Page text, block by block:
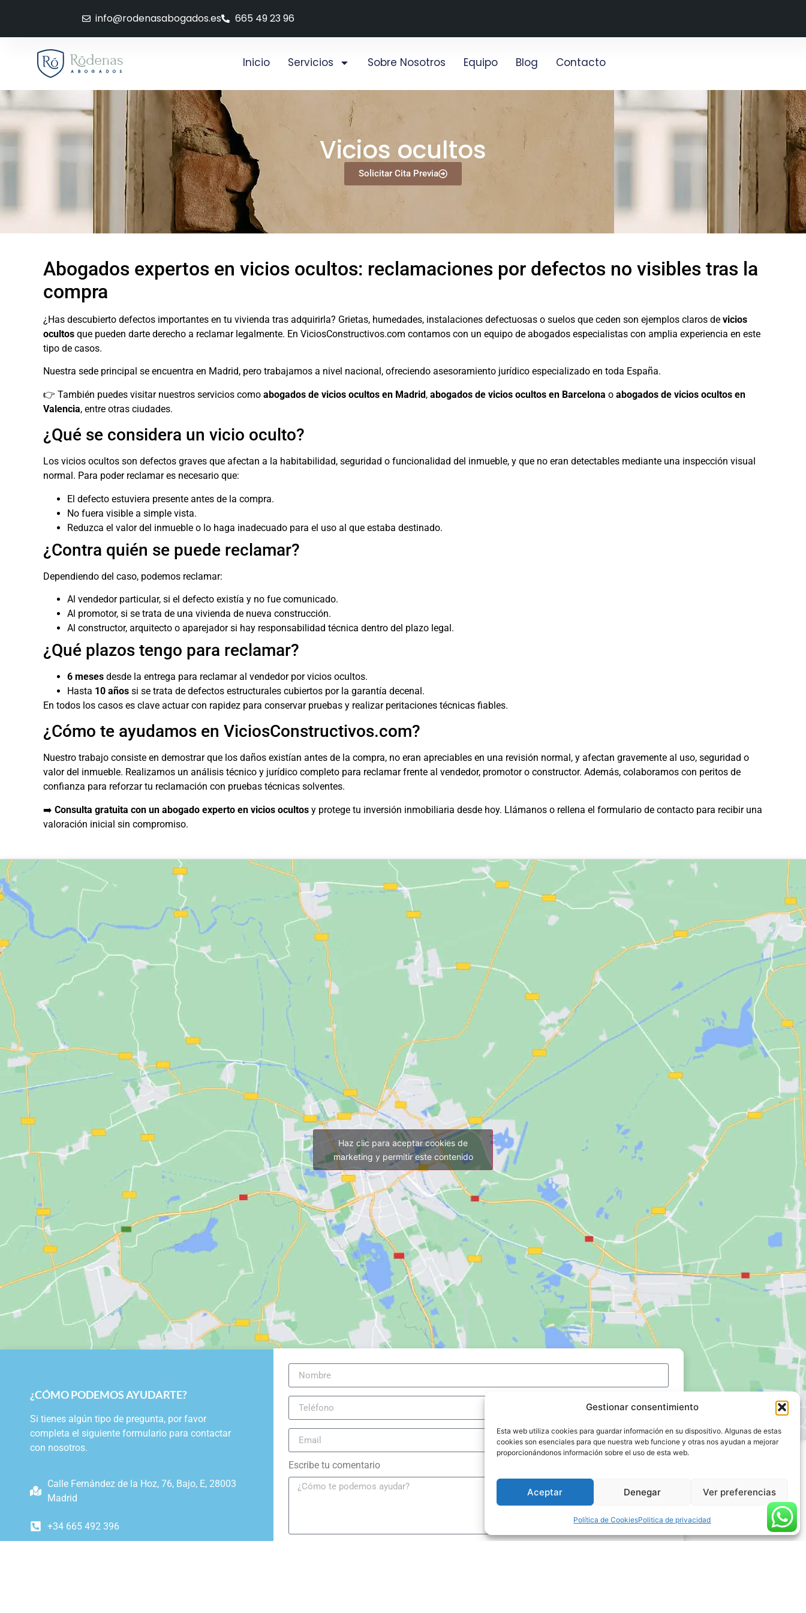
Gestionar consentimiento
Esta web utiliza cookies para guardar información en su dispositivo. Algunas de estas
cookies son esenciales para que nuestra web funcione y otras nos ayudan a mejorar
proporcionándonos información sobre el uso de esta web.
Aceptar Denegar Ver preferencias
Política de CookiesPolitica de privacidad
info@rodenasabogados.es 665 49 23 96
Inicio Servicios Sobre Nosotros Equipo Blog Contacto
Vicios ocultos
Solicitar Cita Previa
Abogados expertos en vicios ocultos: reclamaciones por defectos no visibles tras la
compra
¿Has descubierto defectos importantes en tu vivienda tras adquirirla? Grietas, humedades, instalaciones defectuosas o suelos que ceden son ejemplos claros de vicios
ocultos que pueden darte derecho a reclamar legalmente. En ViciosConstructivos.com contamos con un equipo de abogados especialistas con amplia experiencia en este
tipo de casos.
Nuestra sede principal se encuentra en Madrid, pero trabajamos a nivel nacional, ofreciendo asesoramiento jurídico especializado en toda España.
👉 También puedes visitar nuestros servicios como abogados de vicios ocultos en Madrid, abogados de vicios ocultos en Barcelona o abogados de vicios ocultos en
Valencia, entre otras ciudades.
¿Qué se considera un vicio oculto?
Los vicios ocultos son defectos graves que afectan a la habitabilidad, seguridad o funcionalidad del inmueble, y que no eran detectables mediante una inspección visual
normal. Para poder reclamar es necesario que:
El defecto estuviera presente antes de la compra.
No fuera visible a simple vista.
Reduzca el valor del inmueble o lo haga inadecuado para el uso al que estaba destinado.
¿Contra quién se puede reclamar?
Dependiendo del caso, podemos reclamar:
Al vendedor particular, si el defecto existía y no fue comunicado.
Al promotor, si se trata de una vivienda de nueva construcción.
Al constructor, arquitecto o aparejador si hay responsabilidad técnica dentro del plazo legal.
¿Qué plazos tengo para reclamar?
6 meses desde la entrega para reclamar al vendedor por vicios ocultos.
Hasta 10 años si se trata de defectos estructurales cubiertos por la garantía decenal.
En todos los casos es clave actuar con rapidez para conservar pruebas y realizar peritaciones técnicas fiables.
¿Cómo te ayudamos en ViciosConstructivos.com?
Nuestro trabajo consiste en demostrar que los daños existían antes de la compra, no eran apreciables en una revisión normal, y afectan gravemente al uso, seguridad o
valor del inmueble. Realizamos un análisis técnico y jurídico completo para reclamar frente al vendedor, promotor o constructor. Además, colaboramos con peritos de
confianza para reforzar tu reclamación con pruebas técnicas solventes.
➡️ Consulta gratuita con un abogado experto en vicios ocultos y protege tu inversión inmobiliaria desde hoy. Llámanos o rellena el formulario de contacto para recibir una
valoración inicial sin compromiso.
Haz clic para aceptar cookies de
marketing y permitir este contenido
¿CÓMO PODEMOS AYUDARTE?
Si tienes algún tipo de pregunta, por favor
completa el siguiente formulario para contactar
con nosotros.
Calle Fernández de la Hoz, 76, Bajo, E, 28003
Madrid
+34 665 492 396
Escribe tu comentario